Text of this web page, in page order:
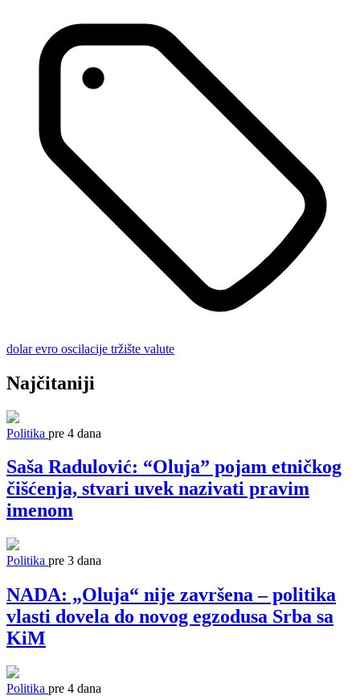
dolar evro oscilacije tržište valute
Najčitaniji
Politika pre 4 dana
Saša Radulović: “Oluja” pojam etničkog
čišćenja, stvari uvek nazivati pravim
imenom
Politika pre 3 dana
NADA: „Oluja“ nije završena – politika
vlasti dovela do novog egzodusa Srba sa
KiM
Politika pre 4 dana